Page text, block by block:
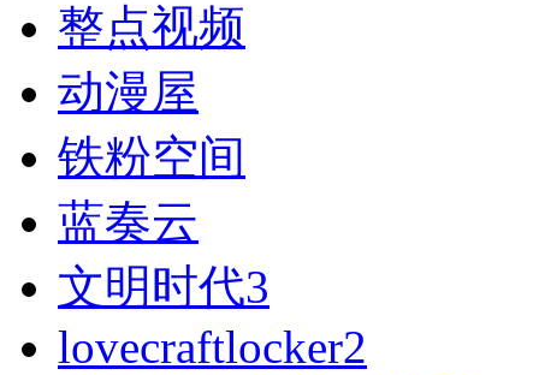
整点视频
动漫屋
铁粉空间
蓝奏云
文明时代3
lovecraftlocker2